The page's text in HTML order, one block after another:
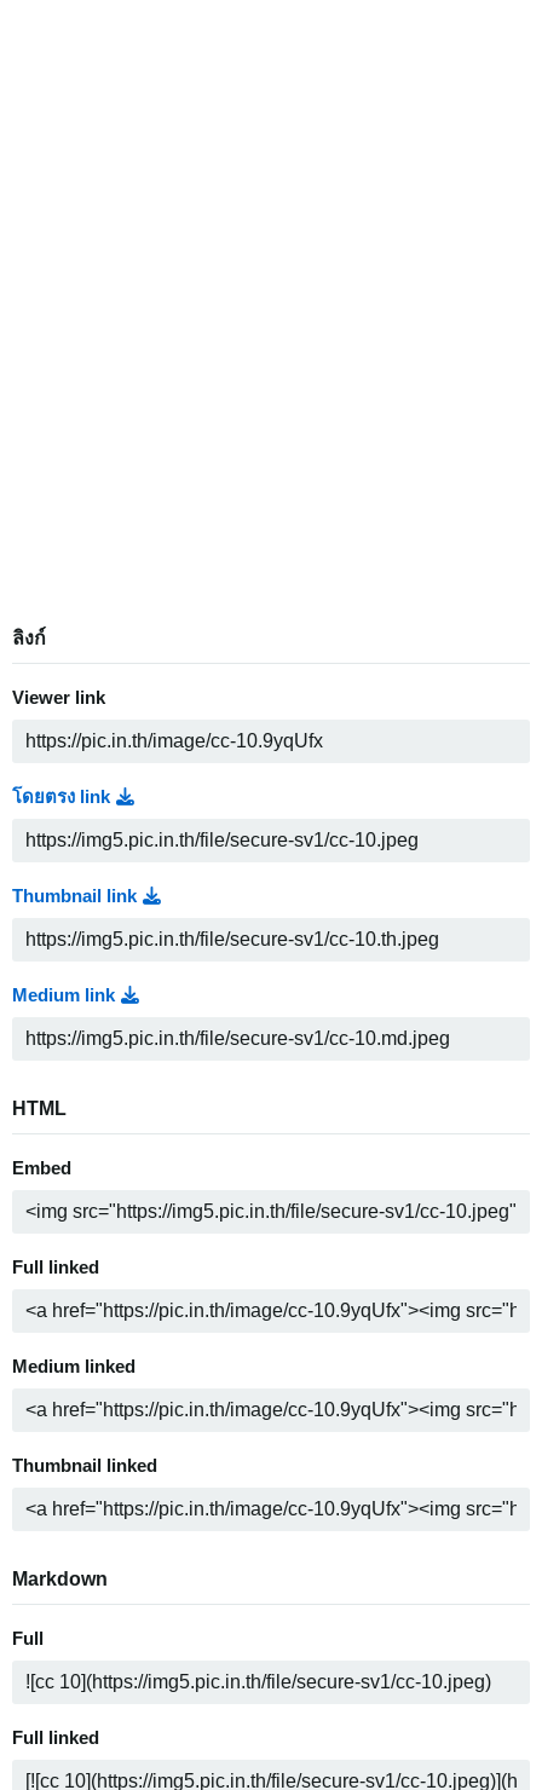
ลิงก์
Viewer link
โดยตรง link
Thumbnail link
Medium link
HTML
Embed
Full linked
Medium linked
Thumbnail linked
Markdown
Full
Full linked